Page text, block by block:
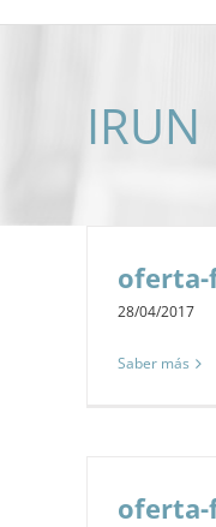
IRUN
oferta-
28/04/2017
Saber más
oferta-